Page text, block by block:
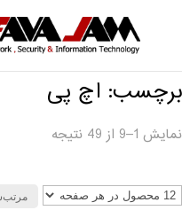
برچسب: اچ پی
نمایش 1–9 از 49 نتیجه